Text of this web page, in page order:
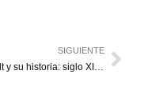
SIGUIENTE
El Baralt y su historia: siglo XIX (I)